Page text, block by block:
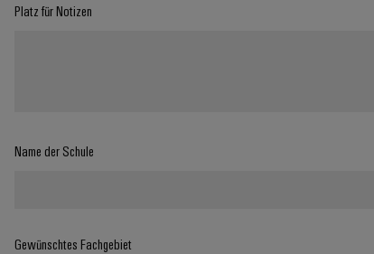
Platz für Notizen
Name der Schule
Gewünschtes Fachgebiet